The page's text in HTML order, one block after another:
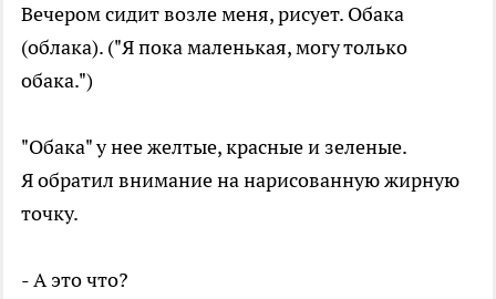
Вечером сидит возле меня, рисует. Обака
(облака). ("Я пока маленькая, могу только
обака.")
"Обака" у нее желтые, красные и зеленые.
Я обратил внимание на нарисованную жирную
точку.
- А это что?